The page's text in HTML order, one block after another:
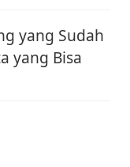
yang Sudah
yang Bisa